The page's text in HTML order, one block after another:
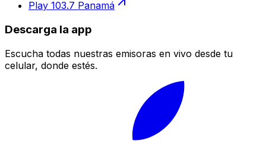
Play 103.7 Panamá
Descarga la app
Escucha todas nuestras emisoras en vivo desde tu
celular, donde estés.